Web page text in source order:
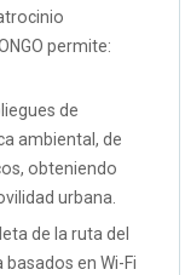
permite:
de
ambiental, de
obteniendo
urbana.
de la ruta del
en Wi-Fi